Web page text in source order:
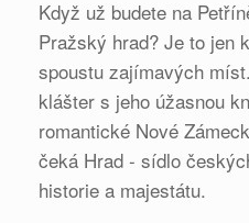
Když už budete na
Pražský hrad? Je to jen
spoustu zajímavých
klášter s jeho úžasnou
romantické Nové
čeká Hrad - sídlo
historie a majestátu.